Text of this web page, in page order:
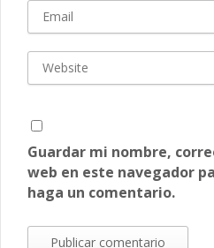
Guardar mi nombre,
web en este navegador
haga un comentario.